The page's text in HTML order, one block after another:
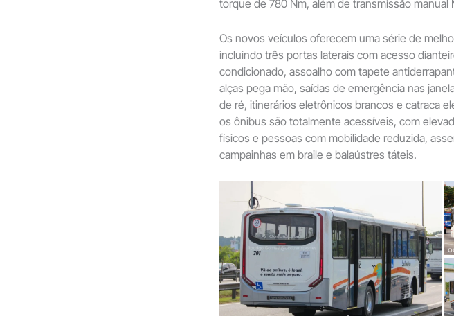
torque de 780 Nm, além de transmissão manual
Os novos veículos oferecem uma série de
incluindo três portas laterais com acesso
condicionado, assoalho com tapete
alças pega mão, saídas de emergência nas
de ré, itinerários eletrônicos brancos e catraca
os ônibus são totalmente acessíveis, com
físicos e pessoas com mobilidade reduzida,
campainhas em braile e balaústres táteis.